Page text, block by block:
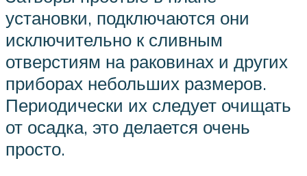
установки, подключаются они
исключительно к сливным
отверстиям на раковинах и других
приборах небольших размеров.
Периодически их следует очищать
от осадка, это делается очень
просто.